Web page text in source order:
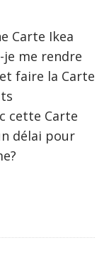
Carte Ikea
me rendre
faire la Carte
cette Carte
délai pour